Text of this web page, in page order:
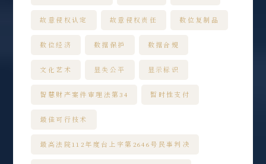
故意侵权认定 故意侵权责任 数位复制品
数位经济 数据保护 数据合规
文化艺术 显失公平 显示标识
智慧财产案件审理法第34 暂时性支付
最佳可行技术
最高法院112年度台上字第2646号民事判决